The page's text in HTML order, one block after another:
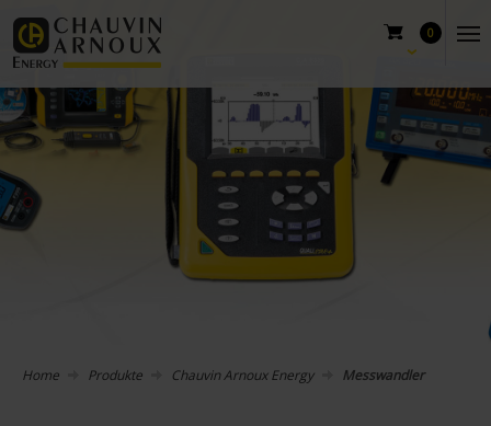
0
Home Produkte Chauvin Arnoux Energy Messwandler